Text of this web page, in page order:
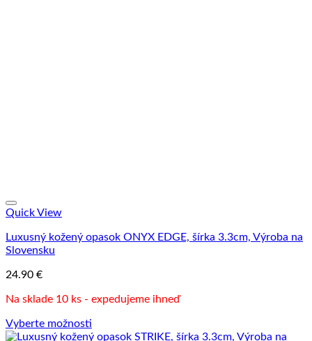
Quick View
Luxusný kožený opasok ONYX EDGE, šírka 3.3cm, Výroba na
Slovensku
24.90 €
Na sklade 10 ks - expedujeme ihneď
Vyberte možnosti
Tento